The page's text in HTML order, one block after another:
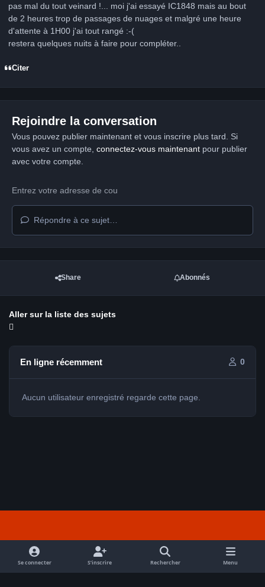
pas mal du tout veinard !... moi j'ai essayé IC1848 mais au bout
de 2 heures trop de passages de nuages et malgré une heure
d'attente à 1H00 j'ai tout rangé :-(
restera quelques nuits à faire pour compléter..
Citer
Rejoindre la conversation
Vous pouvez publier maintenant et vous inscrire plus tard. Si
vous avez un compte, connectez-vous maintenantpour publier
avec votre compte.
Répondre à ce sujet…
Share Abonnés
Aller sur la liste des sujets
En ligne récemment 0
Aucun utilisateur enregistré regarde cette page.
f
a
c
Se connecter S’inscrire Rechercher Menu